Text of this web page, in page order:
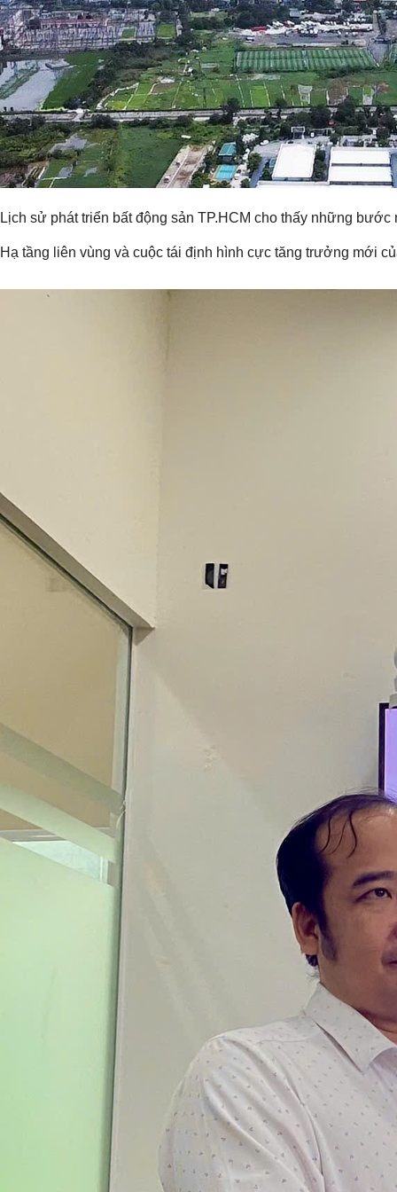
Lịch sử phát triển bất động sản TP.HCM cho thấy những
Hạ tầng liên vùng và cuộc tái định hình cực tăng trưởng mới